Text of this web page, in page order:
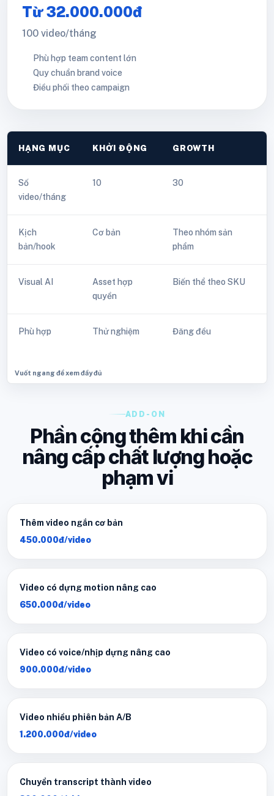
Từ 32.000.000đ
100 video/tháng
Phù hợp team content lớn
Quy chuẩn brand voice
Điều phối theo campaign
HẠNG MỤC KHỞI ĐỘNG GROWTH
Số
video/tháng
10 30
Kịch
bản/hook
Cơ bản
Theo nhóm sản
phẩm
Visual AI
Asset hợp
quyền
Biến thể theo SKU
Phù hợp Thử nghiệm Đăng đều
ADD-ON
Phần cộng thêm khi cần
nâng cấp chất lượng hoặc
phạm vi
Thêm video ngắn cơ bản
450.000đ/video
Video có dựng motion nâng cao
650.000đ/video
Video có voice/nhịp dựng nâng cao
900.000đ/video
Video nhiều phiên bản A/B
1.200.000đ/video
Chuyển transcript thành video